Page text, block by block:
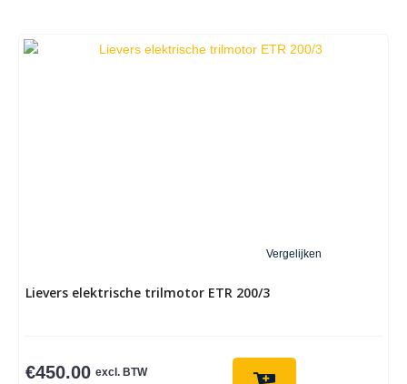
Vergelijken
Lievers elektrische trilmotor ETR 200/3
€450.00 excl. BTW